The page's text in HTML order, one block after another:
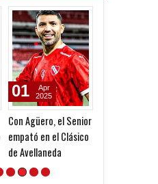
Con Agüero, el Senior
empató en el Clásico
de Avellaneda
01
Apr
2025